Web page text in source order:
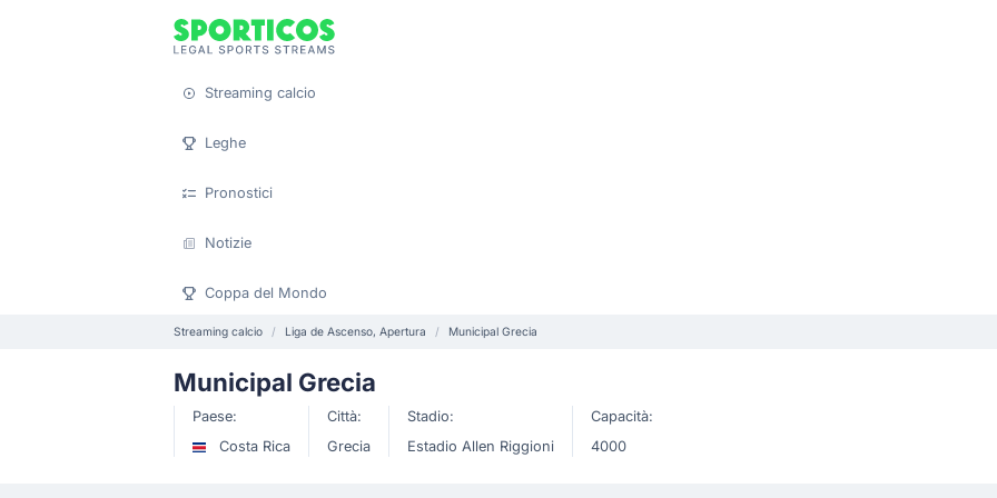
Streaming calcio
Leghe
Pronostici
Notizie
Coppa del Mondo
Streaming calcio Liga de Ascenso, Apertura Municipal Grecia
Municipal Grecia
Paese:
Costa Rica
Città:
Grecia
Stadio:
Estadio Allen Riggioni
Capacità:
4000